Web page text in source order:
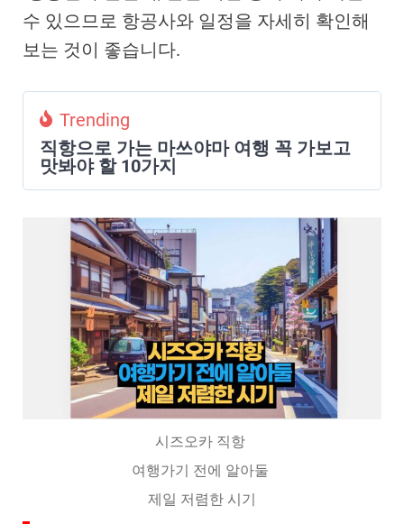
수 있으므로 항공사와 일정을 자세히 확인해
보는 것이 좋습니다.
Trending
직항으로 가는 마쓰야마 여행 꼭 가보고
맛봐야 할 10가지
시즈오카 직항
여행가기 전에 알아둘
제일 저렴한 시기